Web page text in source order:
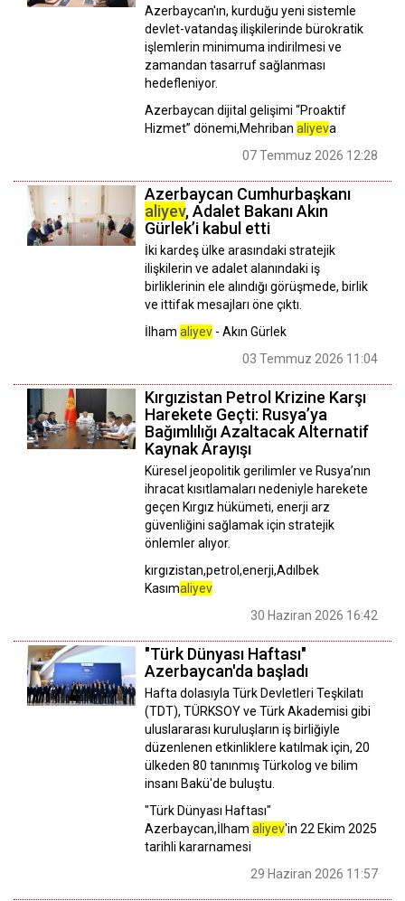
Azerbaycan'ın, kurduğu yeni sistemle
devlet-vatandaş ilişkilerinde bürokratik
işlemlerin minimuma indirilmesi ve
zamandan tasarruf sağlanması
hedefleniyor.
Azerbaycan dijital gelişimi “Proaktif
Hizmet” dönemi,Mehriban aliyeva
07 Temmuz 2026 12:28
Azerbaycan Cumhurbaşkanı
aliyev, Adalet Bakanı Akın
Gürlek’i kabul etti
İki kardeş ülke arasındaki stratejik
ilişkilerin ve adalet alanındaki iş
birliklerinin ele alındığı görüşmede, birlik
ve ittifak mesajları öne çıktı.
İlham aliyev - Akın Gürlek
03 Temmuz 2026 11:04
Kırgızistan Petrol Krizine Karşı
Harekete Geçti: Rusya’ya
Bağımlılığı Azaltacak Alternatif
Kaynak Arayışı
Küresel jeopolitik gerilimler ve Rusya’nın
ihracat kısıtlamaları nedeniyle harekete
geçen Kırgız hükümeti, enerji arz
güvenliğini sağlamak için stratejik
önlemler alıyor.
kırgızistan,petrol,enerji,Adılbek
Kasımaliyev
30 Haziran 2026 16:42
"Türk Dünyası Haftası"
Azerbaycan'da başladı
Hafta dolasıyla Türk Devletleri Teşkilatı
(TDT), TÜRKSOY ve Türk Akademisi gibi
uluslararası kuruluşların iş birliğiyle
düzenlenen etkinliklere katılmak için, 20
ülkeden 80 tanınmış Türkolog ve bilim
insanı Bakü'de buluştu.
"Türk Dünyası Haftası"
Azerbaycan,İlham aliyev'in 22 Ekim 2025
tarihli kararnamesi
29 Haziran 2026 11:57